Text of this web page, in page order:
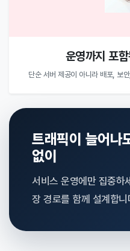
운영까지 포
단순 서버 제공이 아니라 배포, 보
트래픽이 늘어나
없이
서비스 운영에만 집중
장 경로를 함께 설계합니